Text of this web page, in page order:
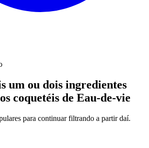
um ou dois ingredientes
coquetéis de Eau-de-vie
para continuar filtrando a partir daí.